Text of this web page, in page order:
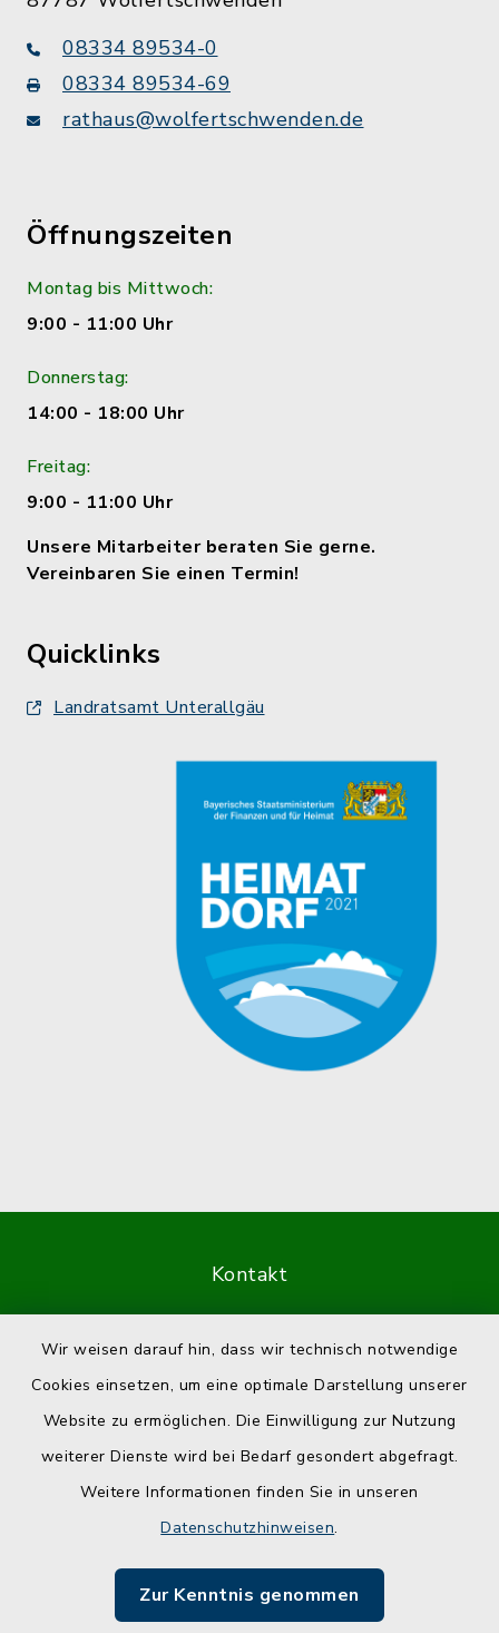
Wir weisen darauf hin, dass wir technisch notwendige
Cookies einsetzen, um eine optimale Darstellung unserer
Website zu ermöglichen. Die Einwilligung zur Nutzung
weiterer Dienste wird bei Bedarf gesondert abgefragt.
Weitere Informationen finden Sie in unseren
Datenschutzhinweisen.
Zur Kenntnis genommen
08334 89534-0
08334 89534-69
rathaus@wolfertschwenden.de
Öffnungszeiten
Montag bis Mittwoch:
9:00 - 11:00 Uhr
Donnerstag:
14:00 - 18:00 Uhr
Freitag:
9:00 - 11:00 Uhr
Unsere Mitarbeiter beraten Sie gerne.
Vereinbaren Sie einen Termin!
Quicklinks
Landratsamt Unterallgäu
Kontakt
Datenschutz
Impressum
Sitemap
Cookie-Einstellungen